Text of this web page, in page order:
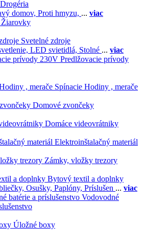
Drogéria
domov, Proti hmyzu, ... viac
Žiarovky
Svetelné zdroje
LED svietidlá, Stolné ... viac
Predlžovacie prívody
Spínacie Hodiny , merače
Domové zvončeky
Domáce videovrátniky
Elektroinštalačný materiál
Zámky, vložky trezory
Bytový textil a doplnky
Osušky, Paplóny, Príslušen ... viac
Vodovodné
Úložné boxy